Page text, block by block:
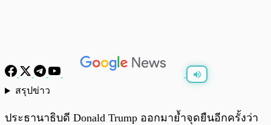
สรุปข่าว
ประธานาธิบดี Donald Trump ออกมาย้ำจุดยืนอีกครั้งว่า